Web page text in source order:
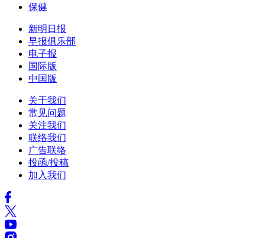
保健
新明日报
早报俱乐部
电子报
国际版
中国版
关于我们
常见问题
关注我们
联络我们
广告联络
投函/投稿
加入我们